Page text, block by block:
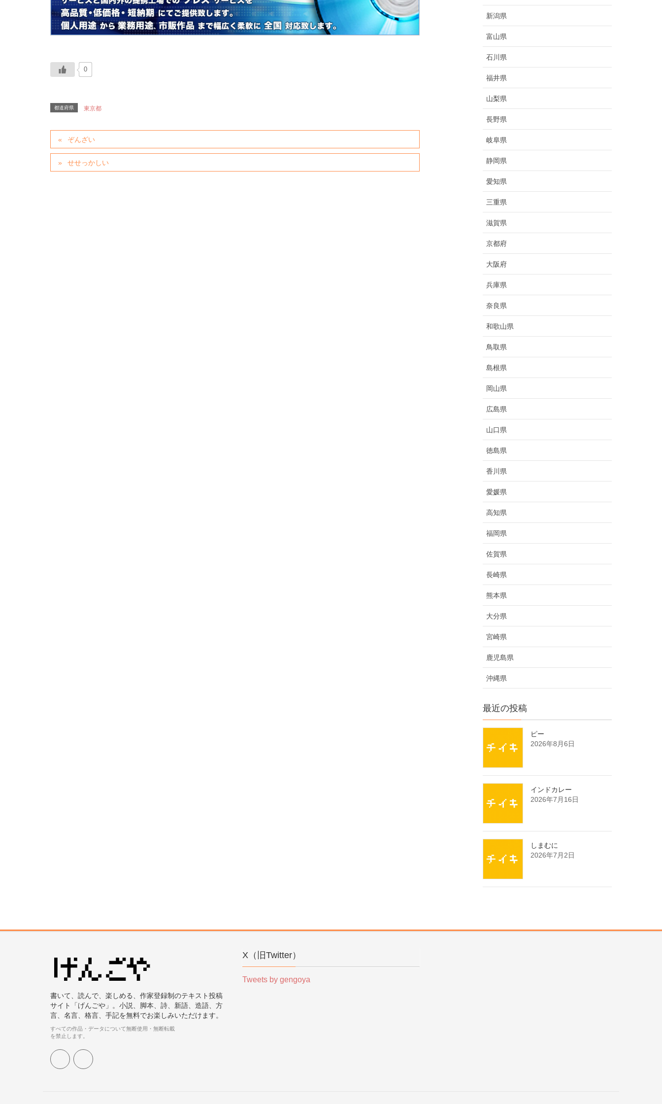
0
都道府県 東京都
ぞんざい
せせっかしい
新潟県
富山県
石川県
福井県
山梨県
長野県
岐阜県
静岡県
愛知県
三重県
滋賀県
京都府
大阪府
兵庫県
奈良県
和歌山県
鳥取県
島根県
岡山県
広島県
山口県
徳島県
香川県
愛媛県
高知県
福岡県
佐賀県
長崎県
熊本県
大分県
宮崎県
鹿児島県
沖縄県
最近の投稿
ピー
2026年8月6日
インドカレー
2026年7月16日
しまむに
2026年7月2日
書いて、読んで、楽しめる、作家登録制のテキスト投稿
サイト「げんごや」。小説、脚本、詩、新語、造語、方
言、名言、格言、手記を無料でお楽しみいただけます。
すべての作品・データについて無断使用・無断転載
を禁止します。
X（旧Twitter）
Tweets by gengoya